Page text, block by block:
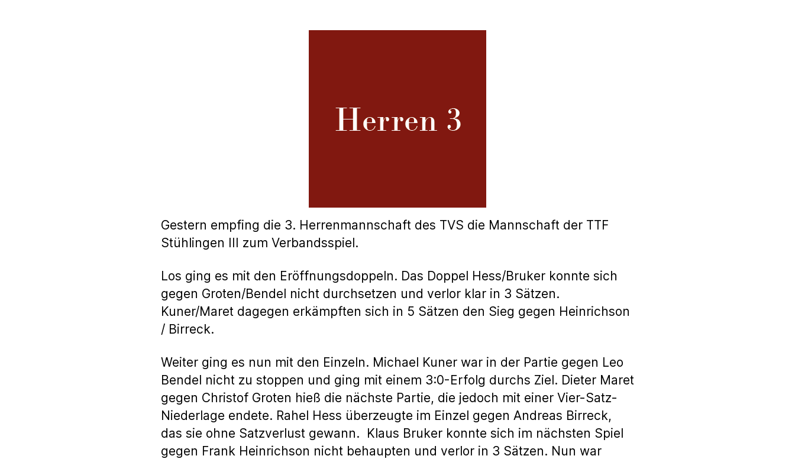
Gestern empfing die 3. Herrenmannschaft des TVS die Mannschaft der TTF
Stühlingen III zum Verbandsspiel.
Los ging es mit den Eröffnungsdoppeln. Das Doppel Hess/Bruker konnte sich
gegen Groten/Bendel nicht durchsetzen und verlor klar in 3 Sätzen.
Kuner/Maret dagegen erkämpften sich in 5 Sätzen den Sieg gegen Heinrichson
/ Birreck.
Weiter ging es nun mit den Einzeln. Michael Kuner war in der Partie gegen Leo
Bendel nicht zu stoppen und ging mit einem 3:0-Erfolg durchs Ziel. Dieter Maret
gegen Christof Groten hieß die nächste Partie, die jedoch mit einer Vier-Satz-
Niederlage endete. Rahel Hess überzeugte im Einzel gegen Andreas Birreck,
das sie ohne Satzverlust gewann. Klaus Bruker konnte sich im nächsten Spiel
gegen Frank Heinrichson nicht behaupten und verlor in 3 Sätzen. Nun war